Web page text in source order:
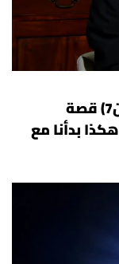
بالفيديو - أسعد شفتري يروي (1من7) قصة
بدأنا مع